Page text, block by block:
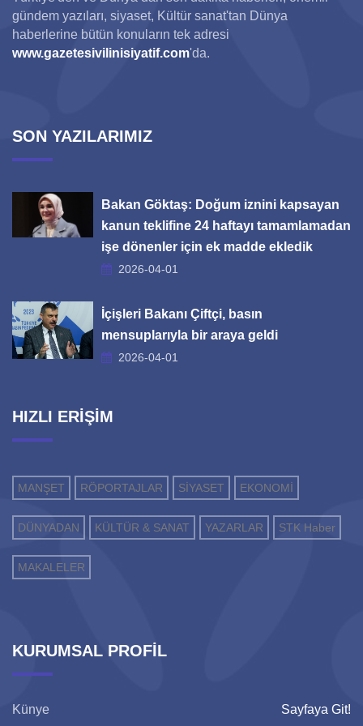
gündem yazıları, siyaset, Kültür sanat'tan Dünya
haberlerine bütün konuların tek adresi
www.gazetesivilinisiyatif.com'da.
SON YAZILARIMIZ
Bakan Göktaş: Doğum iznini kapsayan
kanun teklifine 24 haftayı tamamlamadan
işe dönenler için ek madde ekledik
2026-04-01
İçişleri Bakanı Çiftçi, basın
mensuplarıyla bir araya geldi
2026-04-01
HIZLI ERİŞİM
MANŞET RÖPORTAJLAR SİYASET EKONOMİ
DÜNYADAN KÜLTÜR & SANAT YAZARLAR STK Haber
MAKALELER
KURUMSAL PROFİL
Künye Sayfaya Git!